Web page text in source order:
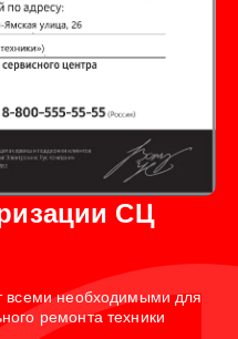
СЦ
всеми необходимыми для
ремонта техники